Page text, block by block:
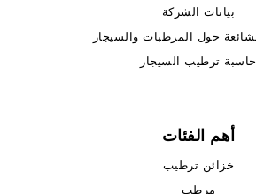
بيانات الشركة
حول المرطبات والسيجار
حاسبة ترطيب السيجار
أهم الفئات
خزائن ترطيب
مرطب